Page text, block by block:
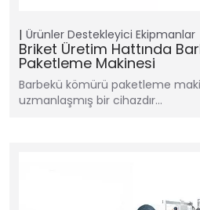
Ürünler Destekleyici Ekipmanlar
Briket Üretim Hattında
Paketleme Makinesi
Barbekü kömürü paketleme
uzmanlaşmış bir cihazdır…